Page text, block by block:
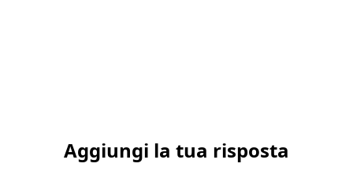
Aggiungi la tua risposta